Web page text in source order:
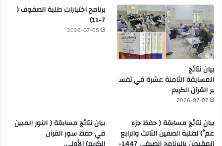
بيان نتائج
المسابقة الثامنة عشرة في تفس
ير القرآن الكريم
2026-07-07
برنامج اختبارات طلبة الصفوف (
7-11)
2026-07-05
بيان نتائج مسابقة ( حفظ جزء
عمَّ) لطلبة الصفين الثالث والرابع
بيان نتائج مسابقة ( النور المبين
في حفظ سور القرآن